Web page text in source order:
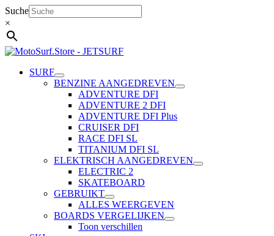
Ga
naar
de
inhoud
Suche
×
SURF
BENZINE AANGEDREVEN
ADVENTURE DFI
ADVENTURE 2 DFI
ADVENTURE DFI Plus
CRUISER DFI
RACE DFI SL
TITANIUM DFI SL
ELEKTRISCH AANGEDREVEN
ELECTRIC 2
SKATEBOARD
GEBRUIKT
ALLES WEERGEVEN
BOARDS VERGELIJKEN
Toon verschillen